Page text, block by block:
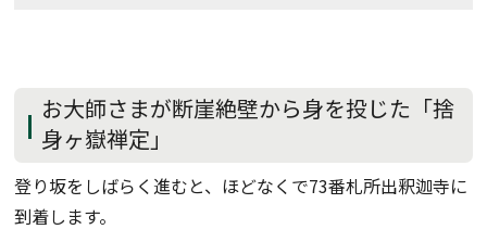
お大師さまが断崖絶壁から身を投じた「捨
身ヶ嶽禅定」
登り坂をしばらく進むと、ほどなくで73番札所出釈迦寺に
到着します。